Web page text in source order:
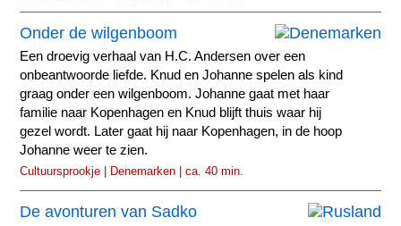
Onder de wilgenboom
Een droevig verhaal van H.C. Andersen over een
onbeantwoorde liefde. Knud en Johanne spelen als kind
graag onder een wilgenboom. Johanne gaat met haar
familie naar Kopenhagen en Knud blijft thuis waar hij
gezel wordt. Later gaat hij naar Kopenhagen, in de hoop
Johanne weer te zien.
Cultuursprookje | Denemarken | ca. 40 min.
De avonturen van Sadko